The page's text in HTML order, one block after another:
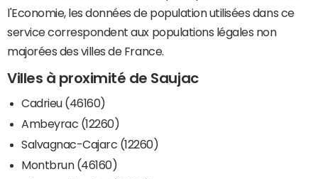
l'Economie, les données de population utilisées dans ce
service correspondent aux populations légales non
majorées des villes de France.
Villes à proximité de Saujac
Cadrieu (46160)
Ambeyrac (12260)
Salvagnac-Cajarc (12260)
Montbrun (46160)